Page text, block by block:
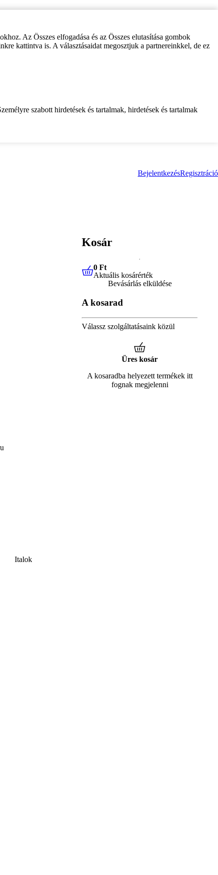
Az Összes elfogadása és az Összes elutasítása gombok
kattintva is. A választásaidat megosztjuk a partnereinkkel, de ez
szabott hirdetések és tartalmak, hirdetések és tartalmak
BejelentkezésRegisztráció
Italok
Kosár
0 FtAktuális kosárérték
0 Ft
Aktuális kosárérték
Bevásárlás elküldése
A kosarad
Válassz szolgáltatásaink közül
Üres kosár
A kosaradba helyezett termékek itt
fognak megjelenni